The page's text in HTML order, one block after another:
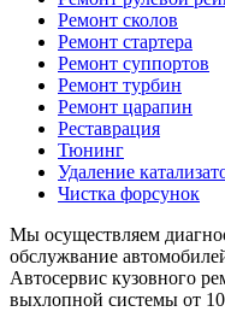
Ремонт сколов
Ремонт стартера
Ремонт суппортов
Ремонт турбин
Ремонт царапин
Реставрация
Тюнинг
Удаление
Чистка форсунок
Мы осуществляем
обслужвание
Автосервис кузовного
выхлопной системы от